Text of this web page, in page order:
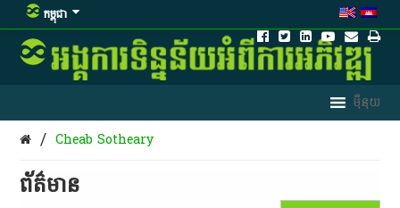
កម្ពុជា
/ Cheab Sotheary
ព័ត៌មាន​